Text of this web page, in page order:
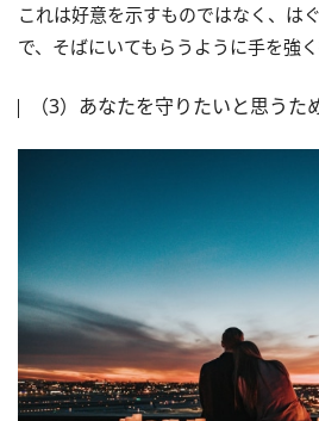
これは好意を示すものではなく、は
で、そばにいてもらうように手を強く
（3）あなたを守りたいと思うた